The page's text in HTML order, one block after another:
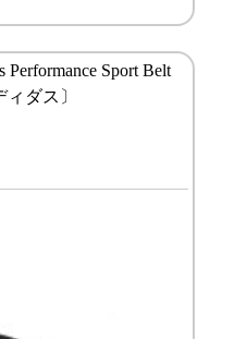
Performance Sport Belt
ダス〕